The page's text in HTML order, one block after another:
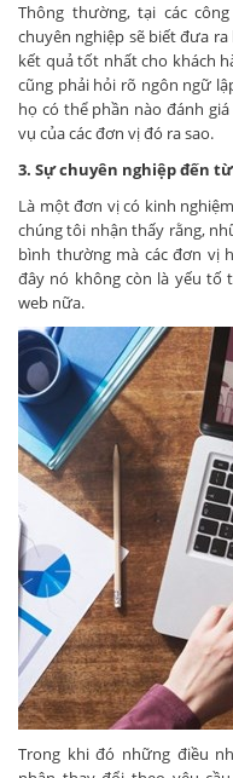
Thông thường, tại các
chuyên nghiệp sẽ biết đưa
kết quả tốt nhất cho khách
cũng phải hỏi rõ ngôn ngữ
họ có thể phần nào đánh
vụ của các đơn vị đó ra sao.
3. Sự chuyên nghiệp đến
Là một đơn vị có kinh
chúng tôi nhận thấy rằng,
bình thường mà các đơn vị
đây nó không còn là yếu tố
web nữa.
Trong khi đó những điều